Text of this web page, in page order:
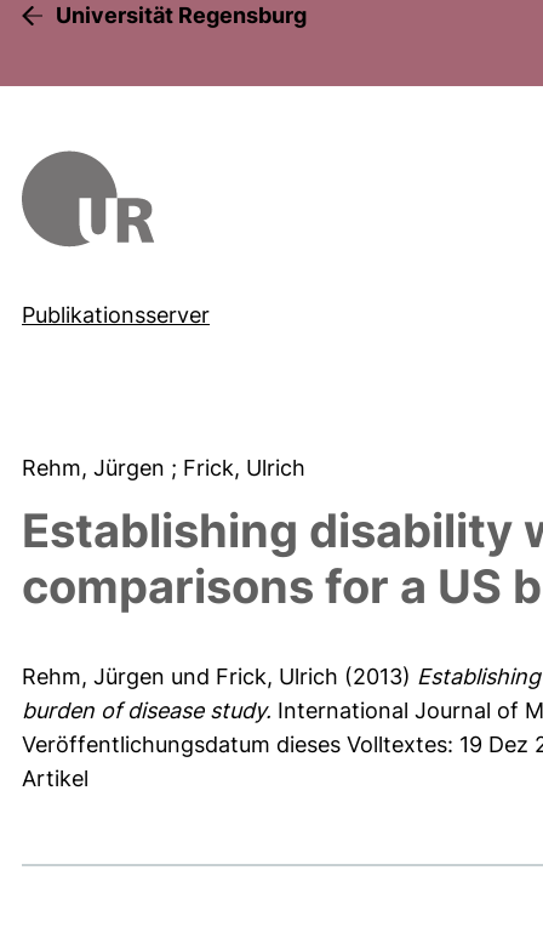
Universität Regensburg
Publikationsserver
Rehm, Jürgen ; Frick, Ulrich
Establishing disability
comparisons for a US
Rehm, Jürgen und Frick, Ulrich (2013)
burden of disease study. International Journal of
Veröffentlichungsdatum dieses Volltextes: 19 Dez
Artikel